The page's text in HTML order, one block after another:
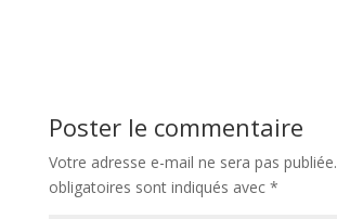
o
o
k
er
Poster le commentaire
Votre adresse e-mail ne sera pas publiée.
obligatoires sont indiqués avec *